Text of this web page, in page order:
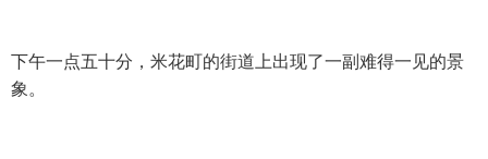
下午一点五十分，米花町的街道上出现了一副难得一见的景
象。